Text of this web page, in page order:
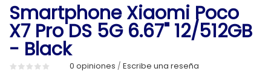
Smartphone Xiaomi Poco
X7 Pro DS 5G 6.67" 12/512GB
- Black
0 opiniones / Escribe una reseña